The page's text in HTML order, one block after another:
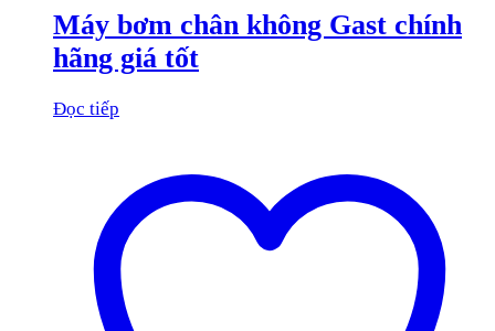
Máy bơm chân không Gast chính
hãng giá tốt
Đọc tiếp